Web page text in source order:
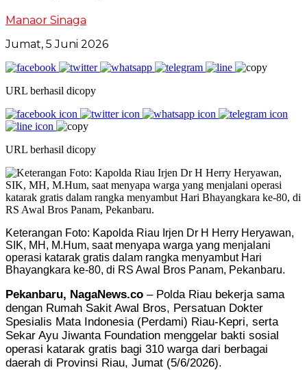
Manaor Sinaga
Jumat, 5 Juni 2026
URL berhasil dicopy
URL berhasil dicopy
Keterangan Foto: Kapolda Riau Irjen Dr H Herry Heryawan,
SIK, MH, M.Hum, saat menyapa warga yang menjalani
operasi katarak gratis dalam rangka menyambut Hari
Bhayangkara ke-80, di RS Awal Bros Panam, Pekanbaru.
Pekanbaru, NagaNews.co – Polda Riau bekerja sama
dengan Rumah Sakit Awal Bros, Persatuan Dokter
Spesialis Mata Indonesia (Perdami) Riau-Kepri, serta
Sekar Ayu Jiwanta Foundation menggelar bakti sosial
operasi katarak gratis bagi 310 warga dari berbagai
daerah di Provinsi Riau, Jumat (5/6/2026).